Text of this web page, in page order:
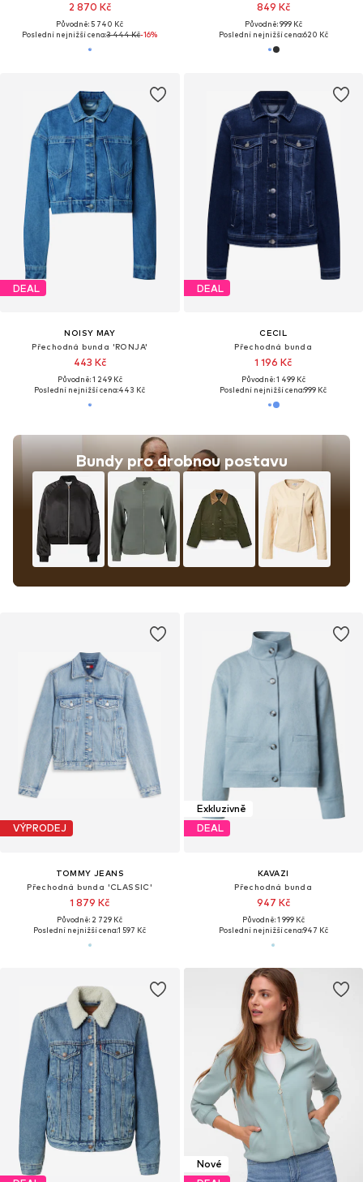
2 870 Kč
Původně: 5 740 Kč
Poslední nejnižší cena:3 444 Kč-16%
849 Kč
Původně: 999 Kč
Poslední nejnižší cena:620 Kč
DEAL
NOISY MAY
Přechodná bunda 'RONJA'
443 Kč
Původně: 1 249 Kč
Poslední nejnižší cena:443 Kč
Bundy pro drobnou postavu
DEAL
CECIL
Přechodná bunda
1 196 Kč
Původně: 1 499 Kč
Poslední nejnižší cena:999 Kč
VÝPRODEJ
TOMMY JEANS
Přechodná bunda 'CLASSIC'
1 879 Kč
Původně: 2 729 Kč
Poslední nejnižší cena:1 597 Kč
Exkluzivně
DEAL
KAVAZI
Přechodná bunda
947 Kč
Původně: 1 999 Kč
Poslední nejnižší cena:947 Kč
Nové